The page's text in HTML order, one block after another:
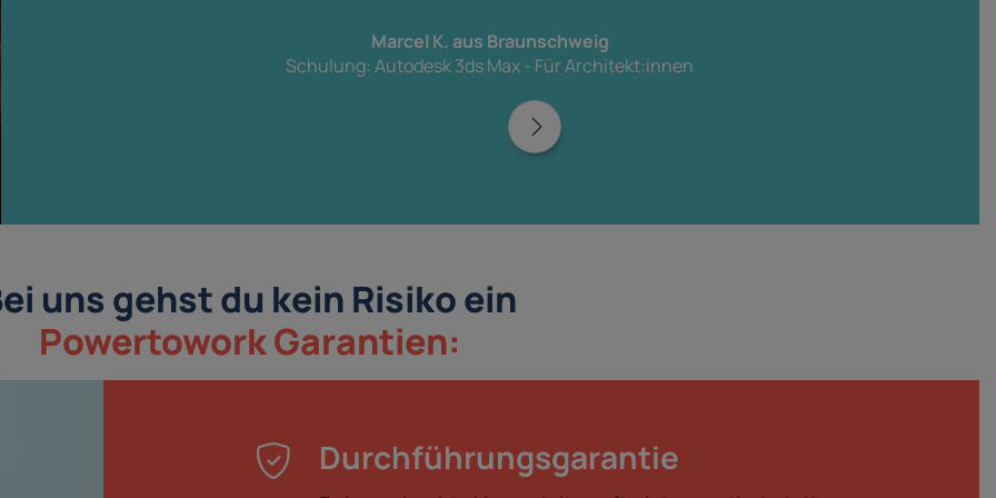
Marcel K. aus Braunschweig
Schulung: Autodesk 3ds Max - Für Architekt:innen
uns gehst du kein Risiko ein
Powertowork Garantien:
Durchführungsgarantie